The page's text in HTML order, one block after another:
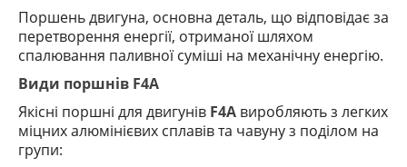
Поршень двигуна, основна деталь, що відповідає за
перетворення енергії, отриманої шляхом
спалювання паливної суміші на механічну енергію.
Види поршнів F4A
Якісні поршні для двигунів F4A виробляють з легких
міцних алюмінієвих сплавів та чавуну з поділом на
групи: